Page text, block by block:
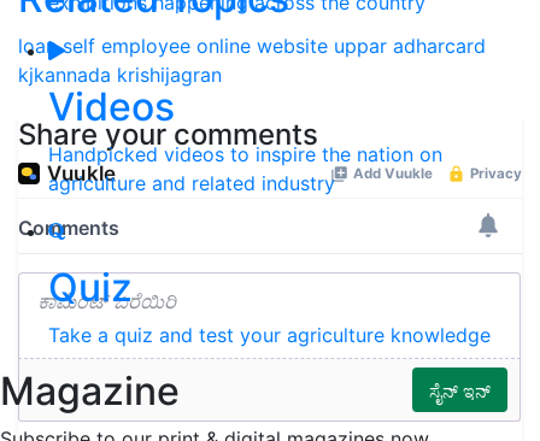
Videos
Handpicked videos to inspire the nation on
agriculture and related industry
Quiz
Take a quiz and test your agriculture knowledge
Magazine
loan self employee online website uppar adharcard
kjkannada krishijagran
Share your comments